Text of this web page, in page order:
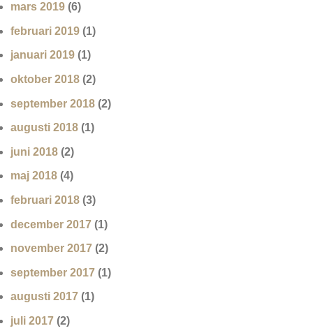
mars 2019 (6)
februari 2019 (1)
januari 2019 (1)
oktober 2018 (2)
september 2018 (2)
augusti 2018 (1)
juni 2018 (2)
maj 2018 (4)
februari 2018 (3)
december 2017 (1)
november 2017 (2)
september 2017 (1)
augusti 2017 (1)
juli 2017 (2)